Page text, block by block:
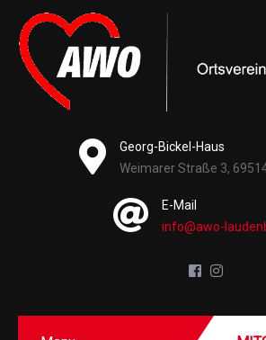
Georg-Bickel-Haus
Weimarer Straße 3,
E-Mail
info@awo-